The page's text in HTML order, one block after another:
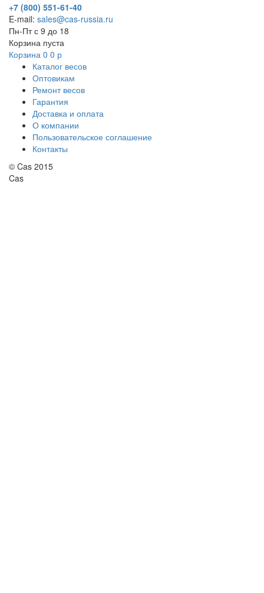
+7 (800) 551-61-40
E-mail: sales@cas-russia.ru
Пн-Пт с 9 до 18
Корзина пуста
Корзина 0 0 р
Каталог весов
Оптовикам
Ремонт весов
Гарантия
Доставка и оплата
О компании
Пользовательское соглашение
Контакты
© Cas 2015
Cas